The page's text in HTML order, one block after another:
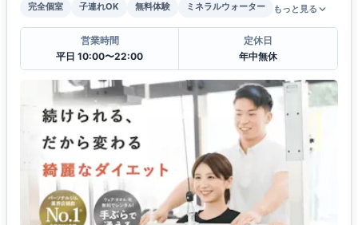
完全個室
子連れOK 無料体験 ミネラルウォーター もっと見る
営業時間
平日 10:00〜22:00
定休日
年中無休